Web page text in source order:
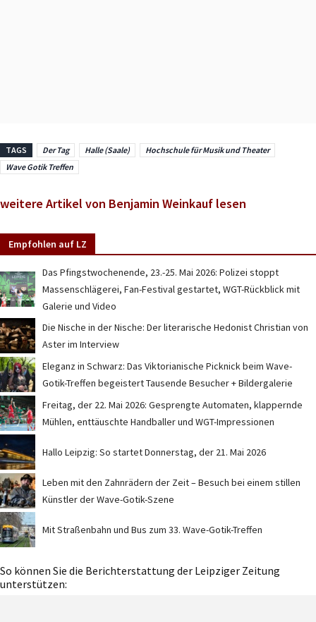
TAGS Der Tag Halle (Saale)
Hochschule für Musik und Theater
Wave Gotik Treffen
weitere Artikel von Benjamin Weinkauf lesen
Empfohlen auf LZ
Das Pfingstwochenende, 23.-25. Mai 2026: Polizei stoppt
Massenschlägerei, Fan-Festival gestartet, WGT-Rückblick mit
Galerie und Video
Die Nische in der Nische: Der literarische Hedonist Christian von
Aster im Interview
Eleganz in Schwarz: Das Viktorianische Picknick beim Wave-
Gotik-Treffen begeistert Tausende Besucher + Bildergalerie
Freitag, der 22. Mai 2026: Gesprengte Automaten, klappernde
Mühlen, enttäuschte Handballer und WGT-Impressionen
Hallo Leipzig: So startet Donnerstag, der 21. Mai 2026
Leben mit den Zahnrädern der Zeit – Besuch bei einem stillen
Künstler der Wave-Gotik-Szene
Mit Straßenbahn und Bus zum 33. Wave-Gotik-Treffen
So können Sie die Berichterstattung der Leipziger Zeitung
unterstützen: